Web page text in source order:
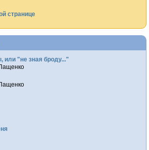
странице
или "не зная броду..."